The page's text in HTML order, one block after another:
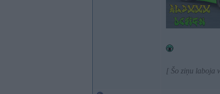
[ Šo ziņu laboja